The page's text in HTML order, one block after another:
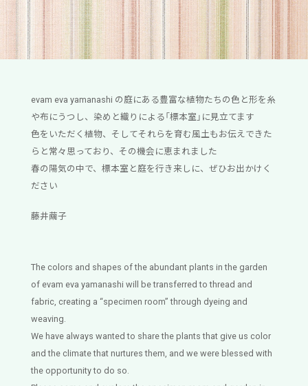
evam eva yamanashi の庭にある豊富な植物たちの色と形を糸
や布にうつし、染めと織りによる「標本室」に見立てます
色をいただく植物、そしてそれらを育む風土もお伝えできた
らと常々思っており、その機会に恵まれました
春の陽気の中で、標本室と庭を行き来しに、ぜひお出かけく
ださい
藤井繭子
The colors and shapes of the abundant plants in the garden
of evam eva yamanashi will be transferred to thread and
fabric, creating a “specimen room” through dyeing and
weaving.
We have always wanted to share the plants that give us color
and the climate that nurtures them, and we were blessed with
the opportunity to do so.